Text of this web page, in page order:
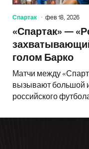
Спартак фев 18, 2026
«Спартак» —
голом Барко
Матчи между
вызывают большой
российского